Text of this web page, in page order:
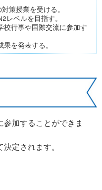
対策授業を受ける。
レベルを目指す。
校行事や国際交流に参加す
を発表する。
加することができま
定されます。